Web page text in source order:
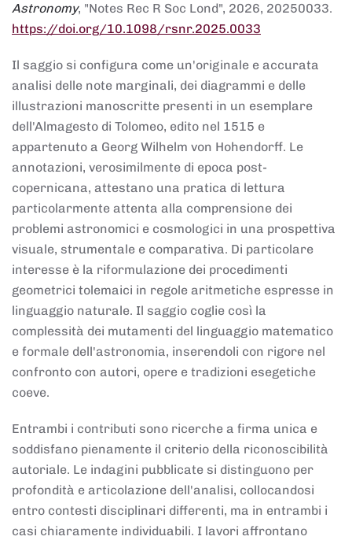
Astronomy, "Notes Rec R Soc Lond", 2026, 20250033.
https://doi.org/10.1098/rsnr.2025.0033
Il saggio si configura come un'originale e accurata
analisi delle note marginali, dei diagrammi e delle
illustrazioni manoscritte presenti in un esemplare
dell'Almagesto di Tolomeo, edito nel 1515 e
appartenuto a Georg Wilhelm von Hohendorff. Le
annotazioni, verosimilmente di epoca post-
copernicana, attestano una pratica di lettura
particolarmente attenta alla comprensione dei
problemi astronomici e cosmologici in una prospettiva
visuale, strumentale e comparativa. Di particolare
interesse è la riformulazione dei procedimenti
geometrici tolemaici in regole aritmetiche espresse in
linguaggio naturale. Il saggio coglie così la
complessità dei mutamenti del linguaggio matematico
e formale dell'astronomia, inserendoli con rigore nel
confronto con autori, opere e tradizioni esegetiche
coeve.
Entrambi i contributi sono ricerche a firma unica e
soddisfano pienamente il criterio della riconoscibilità
autoriale. Le indagini pubblicate si distinguono per
profondità e articolazione dell'analisi, collocandosi
entro contesti disciplinari differenti, ma in entrambi i
casi chiaramente individuabili. I lavori affrontano